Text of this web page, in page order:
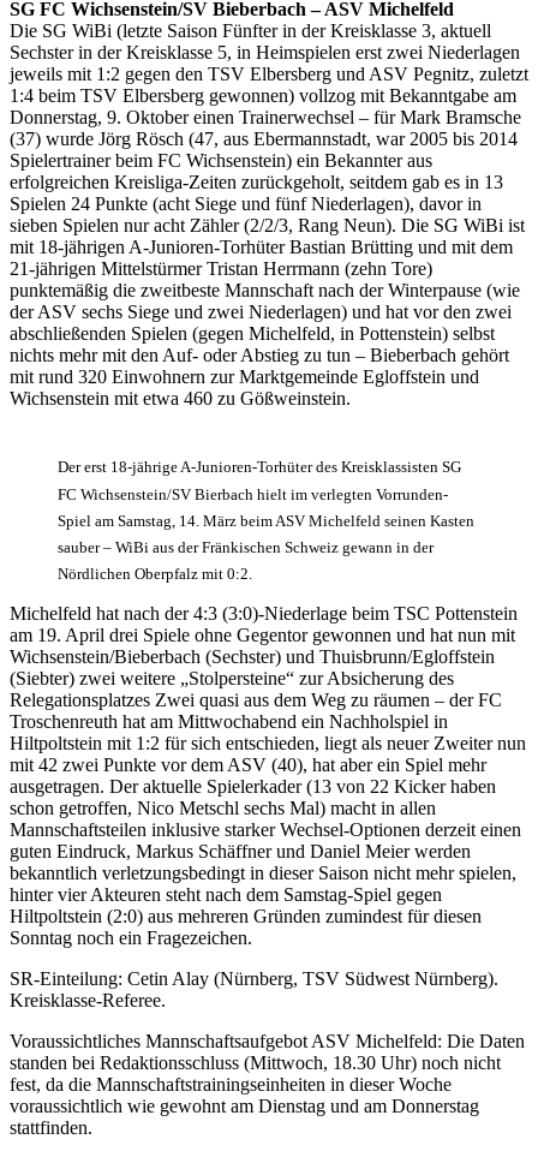
SG FC Wichsenstein/SV Bieberbach – ASV Michelfeld
Die SG WiBi (letzte Saison Fünfter in der Kreisklasse 3, aktuell
Sechster in der Kreisklasse 5, in Heimspielen erst zwei Niederlagen
jeweils mit 1:2 gegen den TSV Elbersberg und ASV Pegnitz, zuletzt
1:4 beim TSV Elbersberg gewonnen) vollzog mit Bekanntgabe am
Donnerstag, 9. Oktober einen Trainerwechsel – für Mark Bramsche
(37) wurde Jörg Rösch (47, aus Ebermannstadt, war 2005 bis 2014
Spielertrainer beim FC Wichsenstein) ein Bekannter aus
erfolgreichen Kreisliga-Zeiten zurückgeholt, seitdem gab es in 13
Spielen 24 Punkte (acht Siege und fünf Niederlagen), davor in
sieben Spielen nur acht Zähler (2/2/3, Rang Neun). Die SG WiBi ist
mit 18-jährigen A-Junioren-Torhüter Bastian Brütting und mit dem
21-jährigen Mittelstürmer Tristan Herrmann (zehn Tore)
punktemäßig die zweitbeste Mannschaft nach der Winterpause (wie
der ASV sechs Siege und zwei Niederlagen) und hat vor den zwei
abschließenden Spielen (gegen Michelfeld, in Pottenstein) selbst
nichts mehr mit den Auf- oder Abstieg zu tun – Bieberbach gehört
mit rund 320 Einwohnern zur Marktgemeinde Egloffstein und
Wichsenstein mit etwa 460 zu Gößweinstein.
Der erst 18-jährige A-Junioren-Torhüter des Kreisklassisten SG
FC Wichsenstein/SV Bierbach hielt im verlegten Vorrunden-
Spiel am Samstag, 14. März beim ASV Michelfeld seinen Kasten
sauber – WiBi aus der Fränkischen Schweiz gewann in der
Nördlichen Oberpfalz mit 0:2.
Michelfeld hat nach der 4:3 (3:0)-Niederlage beim TSC Pottenstein
am 19. April drei Spiele ohne Gegentor gewonnen und hat nun mit
Wichsenstein/Bieberbach (Sechster) und Thuisbrunn/Egloffstein
(Siebter) zwei weitere „Stolpersteine“ zur Absicherung des
Relegationsplatzes Zwei quasi aus dem Weg zu räumen – der FC
Troschenreuth hat am Mittwochabend ein Nachholspiel in
Hiltpoltstein mit 1:2 für sich entschieden, liegt als neuer Zweiter nun
mit 42 zwei Punkte vor dem ASV (40), hat aber ein Spiel mehr
ausgetragen. Der aktuelle Spielerkader (13 von 22 Kicker haben
schon getroffen, Nico Metschl sechs Mal) macht in allen
Mannschaftsteilen inklusive starker Wechsel-Optionen derzeit einen
guten Eindruck, Markus Schäffner und Daniel Meier werden
bekanntlich verletzungsbedingt in dieser Saison nicht mehr spielen,
hinter vier Akteuren steht nach dem Samstag-Spiel gegen
Hiltpoltstein (2:0) aus mehreren Gründen zumindest für diesen
Sonntag noch ein Fragezeichen.
SR-Einteilung: Cetin Alay (Nürnberg, TSV Südwest Nürnberg).
Kreisklasse-Referee.
Voraussichtliches Mannschaftsaufgebot ASV Michelfeld: Die Daten
standen bei Redaktionsschluss (Mittwoch, 18.30 Uhr) noch nicht
fest, da die Mannschaftstrainingseinheiten in dieser Woche
voraussichtlich wie gewohnt am Dienstag und am Donnerstag
stattfinden.